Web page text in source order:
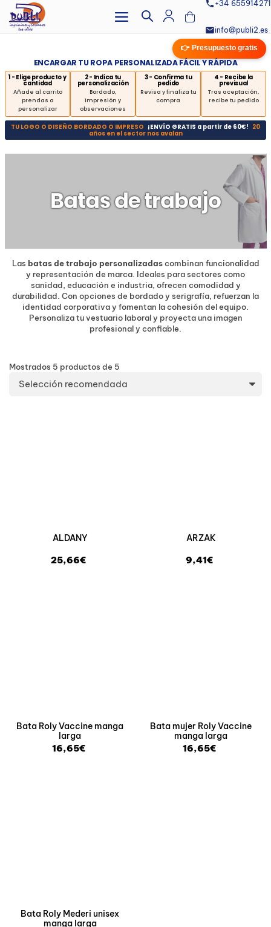
+34 655914271
info@publi2.es
👉 Presupuesto gratis
ENCARGAR TU ROPA PERSONALIZADA FÁCIL Y RÁPIDA
1 - Elige producto y
cantidad
Añade al carrito
prendas a
personalizar
2 - Indica tu
personalización
Bordado,
impresión y
observaciones
3 - Confirma tu
pedido
Revisa y finaliza tu
compra
4 - Recibe la
previsual
Tras aceptación,
recibe tu pedido
TU LOGO O DISEÑO BORDADO O IMPRESO ¡ENVÍO GRATIS a partir de 60€! 20
años en el sector nos avalan
Batas de trabajo
Las batas de trabajo personalizadascombinan funcionalidad
y representación de marca. Ideales para sectores como
sanidad, educación e industria, ofrecen comodidad y
durabilidad. Con opciones de bordado y serigrafía, refuerzan la
identidad corporativa y fomentan la cohesión del equipo.
Personaliza tu vestuario laboral y proyecta una imagen
profesional y confiable.
Mostrados 5 productos de 5
ALDANY
25,66€
ARZAK
9,41€
Bata Roly Vaccine manga
larga
16,65€
Bata mujer Roly Vaccine
manga larga
16,65€
Bata Roly Mederi unisex
manga larga